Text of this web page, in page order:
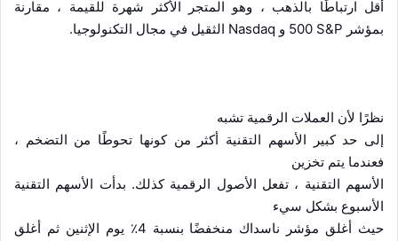
أقل ارتباطًا بالذهب ، وهو المتجر الأكثر شهرة للقيمة ، مقارنة
بمؤشر S&P
Nasdaq الثقيل في مجال التكنولوجيا.
نظرًا لأن العملات الرقمية تشبه
إلى حد كبير الأسهم التقنية أكثر من كونها تحوطًا من التضخم ،
فعندما يتم تخزين
الأسهم التقنية ، تفعل الأصول الرقمية كذلك. بدأت الأسهم التقنية
الأسبوع بشكل سيء
حيث أغلق مؤشر ناسداك منخفضًا بنسبة 4٪ يوم الإثنين ثم أغلق